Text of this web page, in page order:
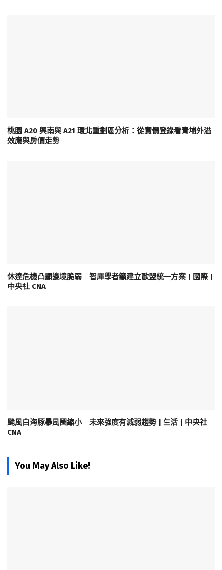
桃園 A20 興南與 A21 環北重劃區分析：從實價登錄看青埔外溢
效應與房價走勢
休達危機凸顯邊境脆弱 智庫學者籲建立歐盟統一方案 | 國際 |
中央社 CNA
颱風白海豚暴風圈縮小 未來強度有減弱趨勢 | 生活 | 中央社
CNA
You May Also Like!